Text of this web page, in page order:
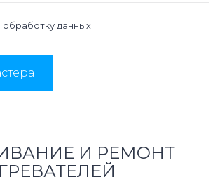
обработку данных
И РЕМОНТ